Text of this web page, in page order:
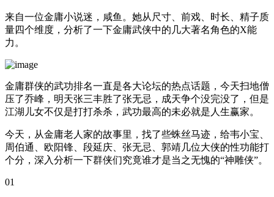
来自一位金庸小说迷，咸鱼。她从尺寸、前戏、时长、精子质
量四个维度，分析了一下金庸武侠中的几大著名角色的X能
力。
金庸群侠的武功排名一直是各大论坛的热点话题，今天扫地僧
压了乔峰，明天张三丰胜了张无忌，成天争个没完没了，但是
江湖儿女不仅是打打杀杀，武功最高的未必就是人生赢家。
今天，从金庸老人家的故事里，找了些蛛丝马迹，给韦小宝、
周伯通、欧阳锋、段延庆、张无忌、郭靖几位大侠的性功能打
个分，深入分析一下群侠们究竟谁才是当之无愧的“神雕侠”。
01